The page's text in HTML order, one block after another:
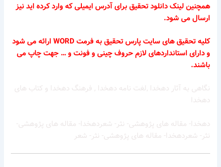
همچنین لینک دانلود تحقیق برای آدرس ایمیلی که وارد کرده اید نیز
ارسال می شود.
کلیه تحقیق های سایت پارس تحقیق به فرمت WORD ارائه می شود
و دارای استانداردهای لازم حروف چینی و فونت و … جهت چاپ می
باشند.
نگاهی به آثار دهخدا ,لغت نامه دهخدا , فرهنگ دهخدا و کتاب های
دهخدا
دهخدا- مقاله های پژوهشی- نثر- شعردهخدا- مقاله های پژوهشی-
نثر- شعردهخدا- مقاله های پژوهشی- نثر- شعر